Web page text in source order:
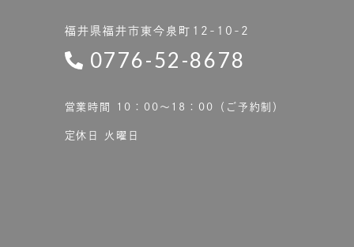
福井県福井市東今泉町12-10-2
0776-52-8678
営業時間 10：00〜18：00（ご予約制）
定休日 火曜日